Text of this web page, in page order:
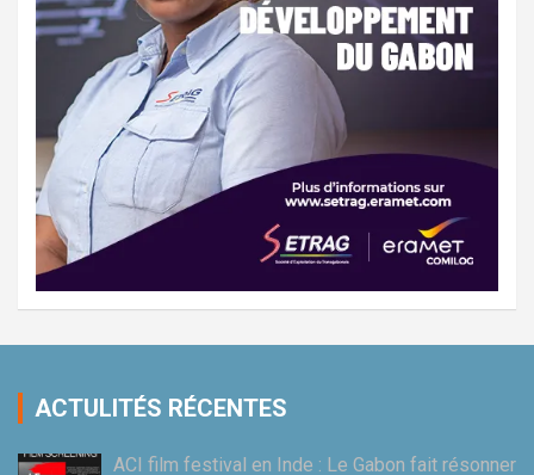
ACTULITÉS RÉCENTES
ACI film festival en Inde : Le Gabon fait résonner